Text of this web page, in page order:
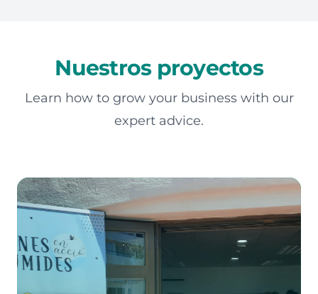
Nuestros proyectos
Learn how to grow your business with our
expert advice.